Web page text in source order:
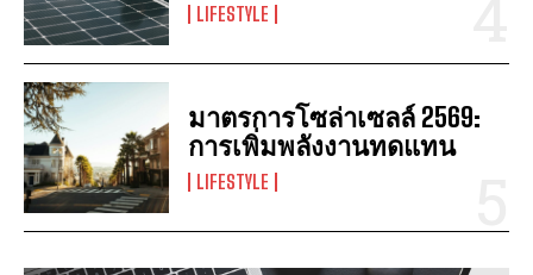
LIFESTYLE
มาตรการโซล่าเซลล์ 2569:
การเพิ่มพลังงานทดแทน
LIFESTYLE